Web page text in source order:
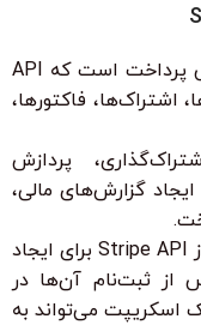
استرایپ یک پلتفرم پردازش پرداخت است که API
اشتراک‌ها، فاکتورها،
پردازش
ایجاد گزارش‌های مالی،
یک سیستم CRM می‌تواند از Stripe API برای ایجاد
از ثبت‌نام آن‌ها در
اسکریپت می‌تواند به